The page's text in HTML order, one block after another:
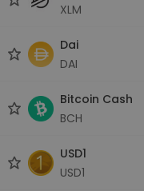
XLM
Dai
DAI
Bitcoin Cash
BCH
USD1
USD1